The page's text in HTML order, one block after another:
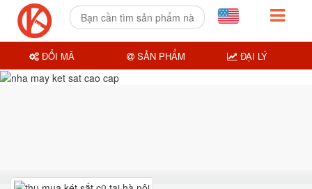
ĐỔI MÃ SẢN PHẨM ĐẠI LÝ